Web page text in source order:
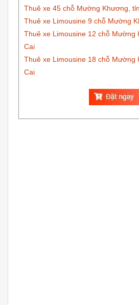
Thuê xe 45 chỗ Mường Khương,
Thuê xe Limousine 9 chỗ Mường
Thuê xe Limousine 12 chỗ Mường
Cai
Thuê xe Limousine 18 chỗ Mường
Cai